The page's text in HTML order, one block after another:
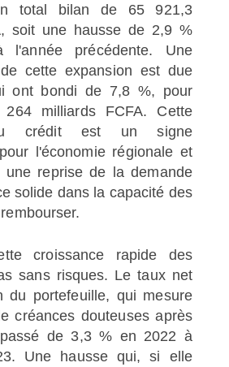
total bilan de 65 921,3
soit une hausse de 2,9 %
l'année précédente. Une
cette expansion est due
ont bondi de 7,8 %, pour
milliards FCFA. Cette
crédit est un signe
l'économie régionale et
une reprise de la demande
solide dans la capacité des
croissance rapide des
sans risques. Le taux net
du portefeuille, qui mesure
créances douteuses après
de 3,3 % en 2022 à
Une hausse qui, si elle